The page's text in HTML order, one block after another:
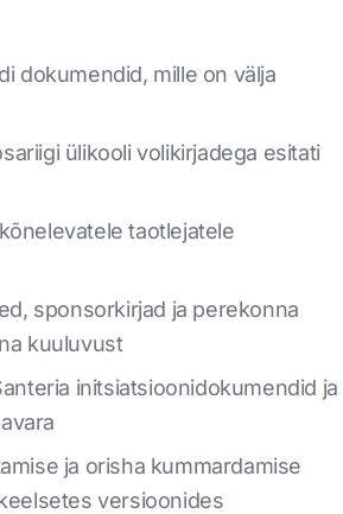
dokumendid, mille on välja
ülikooli volikirjadega esitati
taotlejatele
sponsorkirjad ja perekonna
kuuluvust
initsiatsioonidokumendid ja
ja orisha kummardamise
versioonides